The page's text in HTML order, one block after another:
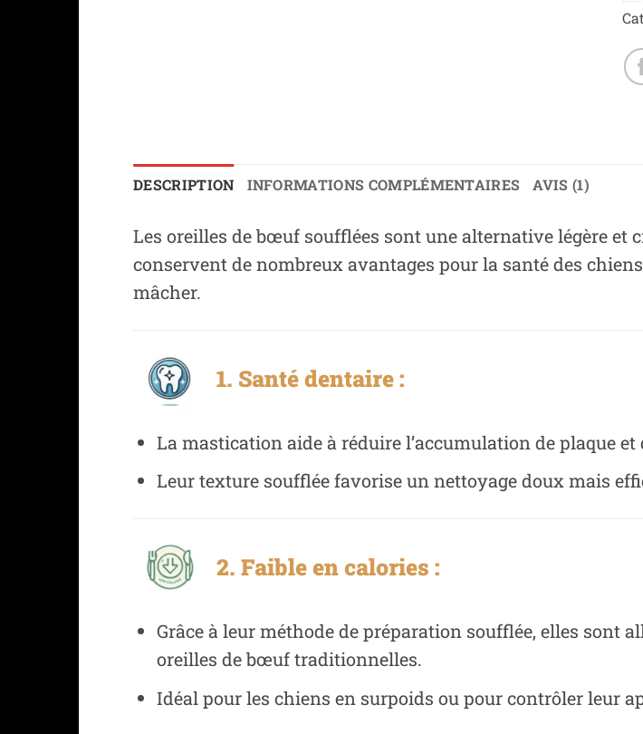
DESCRIPTION INFORMATIONS COMPLÉMENTAIRES AVIS (1)
Les oreilles de bœuf soufflées sont une alternative légère et
conservent de nombreux avantages pour la santé des
mâcher.
1. Santé dentaire :
La mastication aide à réduire l’accumulation de plaque
Leur texture soufflée favorise un nettoyage doux mais
2. Faible en calories :
Grâce à leur méthode de préparation soufflée, elles sont
oreilles de bœuf traditionnelles.
Idéal pour les chiens en surpoids ou pour contrôler leur